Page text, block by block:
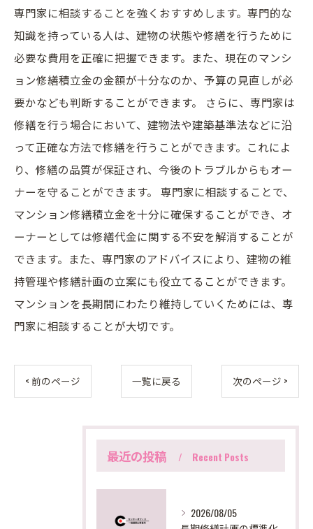
専門家に相談することを強くおすすめします。専門的な
知識を持っている人は、建物の状態や修繕を行うために
必要な費用を正確に把握できます。また、現在のマンシ
ョン修繕積立金の金額が十分なのか、予算の見直しが必
要かなども判断することができます。 さらに、専門家は
修繕を行う場合において、建物法や建築基準法などに沿
って正確な方法で修繕を行うことができます。これによ
り、修繕の品質が保証され、今後のトラブルからもオー
ナーを守ることができます。 専門家に相談することで、
マンション修繕積立金を十分に確保することができ、オ
ーナーとしては修繕代金に関する不安を解消することが
できます。また、専門家のアドバイスにより、建物の維
持管理や修繕計画の立案にも役立てることができます。
マンションを長期間にわたり維持していくためには、専
門家に相談することが大切です。
< 前のページ 一覧に戻る 次のページ >
最近の投稿 Recent Posts
2026/08/05